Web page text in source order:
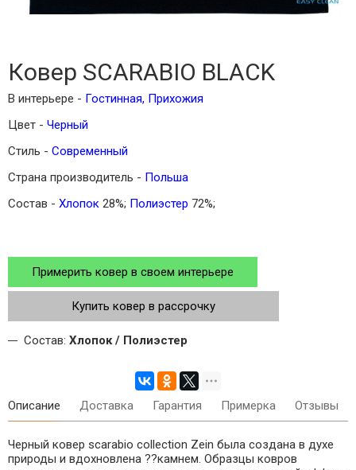
Ковер SCARABIO BLACK
В интерьере - Гостинная, Прихожия
Цвет - Черный
Стиль - Современный
Страна производитель - Польша
Состав - Хлопок 28%; Полиэстер 72%;
Примерить ковер в своем интерьере
Купить ковер в рассрочку
Состав: Хлопок / Полиэстер
Описание Доставка Гарантия Примерка Отзывы
Черный ковер scarabio collection Zein была создана в духе
природы и вдохновлена ??камнем. Образцы ковров